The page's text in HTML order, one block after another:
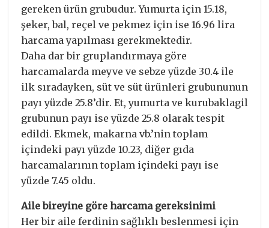
gereken ürün grubudur. Yumurta için 15.18,
şeker, bal, reçel ve pekmez için ise 16.96 lira
harcama yapılması gerekmektedir.
Daha dar bir gruplandırmaya göre
harcamalarda meyve ve sebze yüzde 30.4 ile
ilk sıradayken, süt ve süt ürünleri grubununun
payı yüzde 25.8’dir. Et, yumurta ve kurubaklagil
grubunun payı ise yüzde 25.8 olarak tespit
edildi. Ekmek, makarna vb.’nin toplam
içindeki payı yüzde 10.23, diğer gıda
harcamalarının toplam içindeki payı ise
yüzde 7.45 oldu.
Aile bireyine göre harcama gereksinimi
Her bir aile ferdinin sağlıklı beslenmesi için